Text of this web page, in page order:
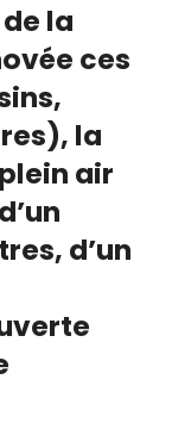
la
ces
la
air
d’un